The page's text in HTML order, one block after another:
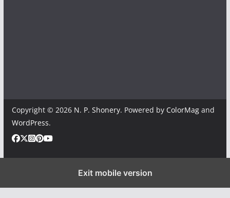
Copyright © 2026 N. P. Shonery. Powered by ColorMagand
WordPress.
Exit mobile version